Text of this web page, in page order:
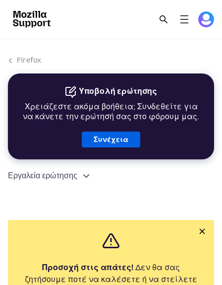
Firefox
Υποβολή ερώτησης
Χρειάζεστε ακόμα βοήθεια; Συνδεθείτε για
να κάνετε την ερώτησή σας στο φόρουμ μας.
Συνέχεια
Εργαλεία ερώτησης
Προσοχή στις απάτες! Δεν θα σας
ζητήσουμε ποτέ να καλέσετε ή να στείλετε